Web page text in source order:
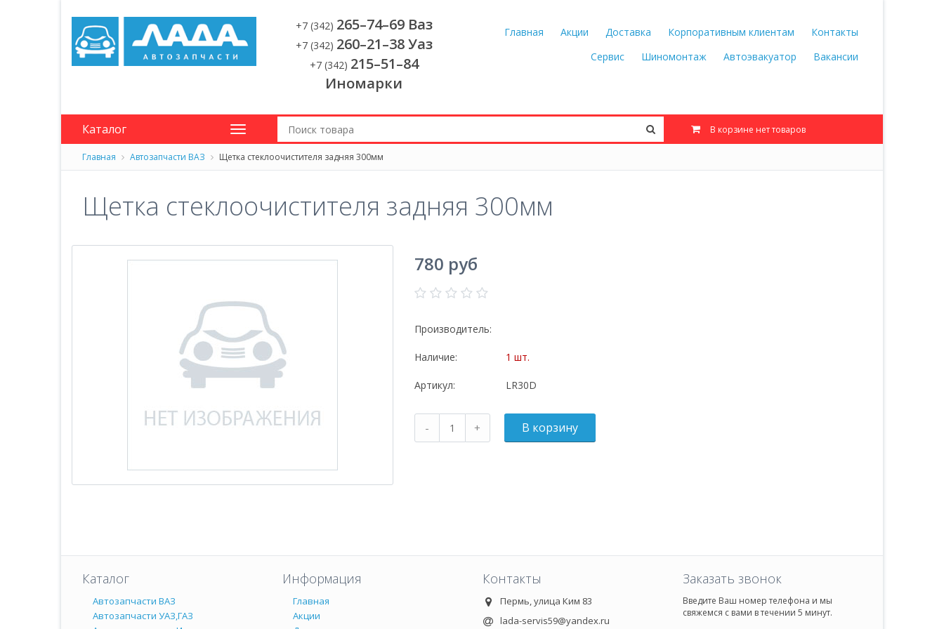
Главная Акции Доставка Корпоративным клиентам
Контакты
Сервис
Шиномонтаж Автоэвакуатор Вакансии
+7 (342) 265–74–69 Ваз
+7 (342) 260–21–38 Уаз
+7 (342) 215–51–84
Иномарки
Каталог В корзине нет товаров
Главная Автозапчасти ВАЗ Щетка стеклоочистителя задняя 300мм
Щетка стеклоочистителя задняя 300мм
780 руб
Производитель:
Наличие: 1 шт.
Артикул: LR30D
Каталог
Автозапчасти ВАЗ
Автозапчасти УАЗ,ГАЗ
Информация
Главная
Акции
Контакты
Пермь, улица Ким 83
lada-servis59@yandex.ru
Заказать звонок
Введите Ваш номер телефона и мы
свяжемся с вами в течении 5 минут.